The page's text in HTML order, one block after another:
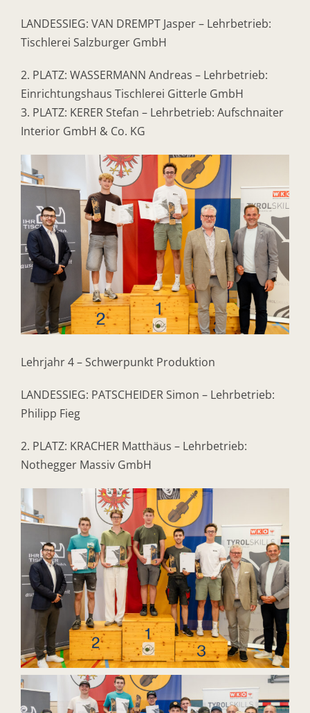
LANDESSIEG: VAN DREMPT Jasper – Lehrbetrieb:
Tischlerei Salzburger GmbH
2. PLATZ: WASSERMANN Andreas – Lehrbetrieb:
Einrichtungshaus Tischlerei Gitterle GmbH
3. PLATZ: KERER Stefan – Lehrbetrieb: Aufschnaiter
Interior GmbH & Co. KG
Lehrjahr 4 – Schwerpunkt Produktion
LANDESSIEG: PATSCHEIDER Simon – Lehrbetrieb:
Philipp Fieg
2. PLATZ: KRACHER Matthäus – Lehrbetrieb:
Nothegger Massiv GmbH